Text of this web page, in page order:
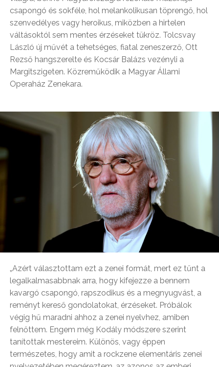
csapongó és sokféle, hol melankolikusan töprengő, hol
szenvedélyes vagy heroikus, miközben a hirtelen
váltásoktól sem mentes érzéseket tükröz. Tolcsvay
László új művét a tehetséges, fiatal zeneszerző, Ott
Rezső hangszerelte és Kocsár Balázs vezényli a
Margitszigeten. Közreműködik a Magyar Állami
Operaház Zenekara.
„Azért választottam ezt a zenei formát, mert ez tűnt a
legalkalmasabbnak arra, hogy kifejezze a bennem
kavargó csapongó, rapszodikus és a megnyugvást, a
reményt kereső gondolatokat, érzéseket. Próbálok
végig hű maradni ahhoz a zenei nyelvhez, amiben
felnőttem. Engem még Kodály módszere szerint
tanítottak mestereim. Különös, vagy éppen
természetes, hogy amit a rockzene elementáris zenei